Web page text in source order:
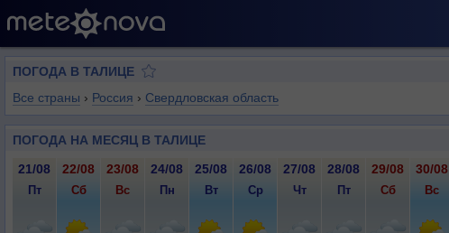
ПОГОДА В ТАЛИЦЕ
Все страны › Россия › Свердловская область
ПОГОДА НА МЕСЯЦ В ТАЛИЦЕ
21/08 22/08 23/08 24/08 25/08 26/08 27/08 28/08 29/08 30/08
Пт Сб Вс Пн Вт Ср Чт Пт Сб Вс